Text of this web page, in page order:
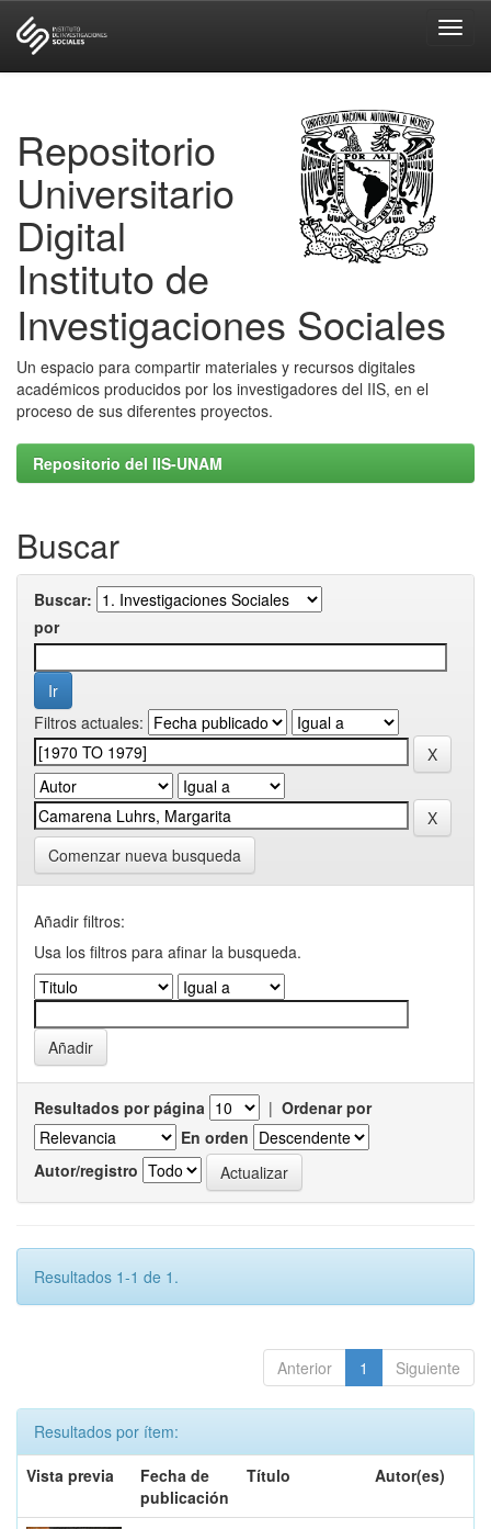
Repositorio
Universitario
Digital
Instituto de
Investigaciones Sociales
Un espacio para compartir materiales y recursos digitales
académicos producidos por los investigadores del IIS, en el
proceso de sus diferentes proyectos.
Repositorio del IIS-UNAM
Buscar
Buscar:
por
Filtros actuales:
Comenzar nueva busqueda
Añadir filtros:
Usa los filtros para afinar la busqueda.
Resultados por página | Ordenar por
En orden
Autor/registro
Resultados 1-1 de 1.
Anterior 1 Siguiente
Resultados por ítem:
Vista previa
Fecha de
publicación
Título Autor(es)